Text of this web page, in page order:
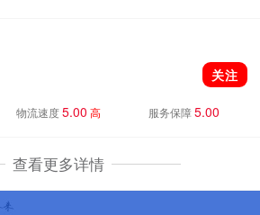
关注
物流速度5.00 高 服务保障5.00
查看更多详情